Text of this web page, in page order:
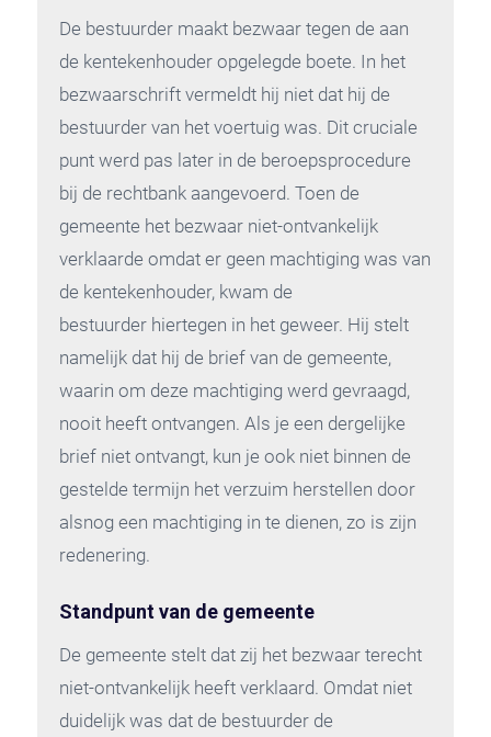
De bestuurder maakt bezwaar tegen de aan
de kentekenhouder opgelegde boete. In het
bezwaarschrift vermeldt hij niet dat hij de
bestuurder van het voertuig was. Dit cruciale
punt werd pas later in de beroepsprocedure
bij de rechtbank aangevoerd. Toen de
gemeente het bezwaar niet-ontvankelijk
verklaarde omdat er geen machtiging was van
de kentekenhouder, kwam de
bestuurder hiertegen in het geweer. Hij stelt
namelijk dat hij de brief van de gemeente,
waarin om deze machtiging werd gevraagd,
nooit heeft ontvangen. Als je een dergelijke
brief niet ontvangt, kun je ook niet binnen de
gestelde termijn het verzuim herstellen door
alsnog een machtiging in te dienen, zo is zijn
redenering.
Standpunt van de gemeente
De gemeente stelt dat zij het bezwaar terecht
niet-ontvankelijk heeft verklaard. Omdat niet
duidelijk was dat de bestuurder de